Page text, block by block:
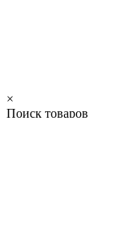
×
Поиск товаров